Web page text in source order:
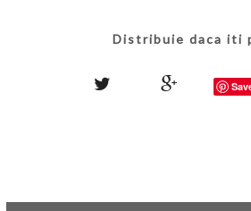
Distribuie daca iti